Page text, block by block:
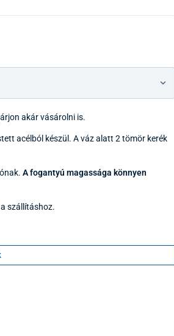
akár vásárolni is.
acélból készül. A váz alatt 2 tömör kerék
A fogantyú magassága könnyen
szállításhoz.
cm - 94 cm